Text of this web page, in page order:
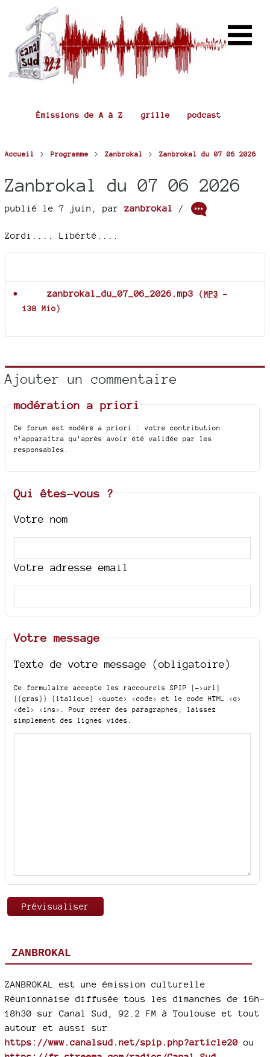
Émissions de A à Z grille podcast
Accueil > Programme > Zanbrokal > Zanbrokal du 07 06 2026
Zanbrokal du 07 06 2026
publié le 7 juin par zanbrokal /
Zordi.... Libérté....
zanbrokal_du_07_06_2026.mp3 (MP3 -
138 Mio)
Ajouter un commentaire
modération a priori
Ce forum est modéré a priori : votre contribution
n’apparaîtra qu’après avoir été validée par les
responsables.
Qui êtes-vous ?
Votre nom
Votre adresse email
Votre message
Texte de votre message (obligatoire)
Ce formulaire accepte les raccourcis SPIP
[->url]
{{gras}} {italique} <quote> <code>
et le code HTML <q>
<del> <ins>
. Pour créer des paragraphes, laissez
simplement des lignes vides.
ZANBROKAL
ZANBROKAL est une émission culturelle
Réunionnaise diffusée tous les dimanches de 16h-
18h30 sur Canal Sud, 92.2 FM à Toulouse et tout
autour et aussi sur
https://www.canalsud.net/spip.php?article20 ou